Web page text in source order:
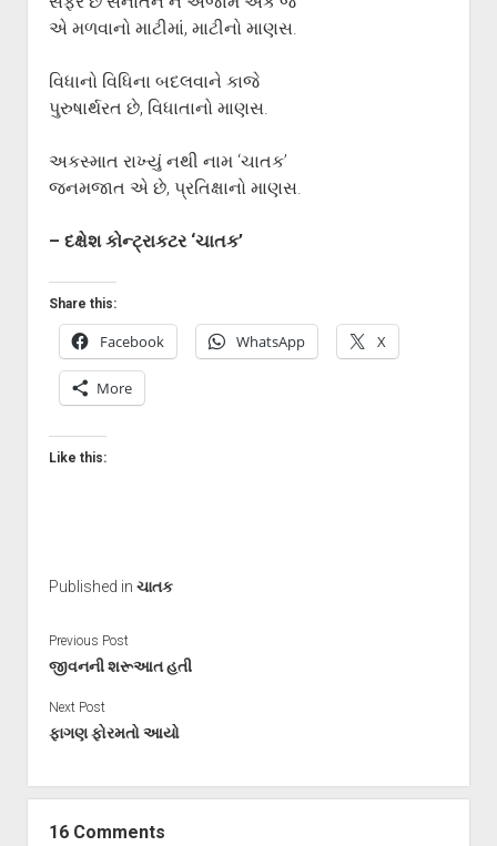
એ મળવાનો માટીમાં, માટીનો માણસ.
વિધાનો વિધિના બદલવાને કાજે
પુરુષાર્થરત છે, વિધાતાનો માણસ.
અકસ્માત રાખ્યું નથી નામ ‘ચાતક’
જનમજાત એ છે, પ્રતિક્ષાનો માણસ.
– દક્ષેશ કોન્ટ્રાકટર ‘ચાતક’
Share this:
Facebook WhatsApp X
More
Like this:
Published in ચાતક
Previous Post
જીવનની શરૂઆત હતી
Next Post
ફાગણ ફોરમતો આયો
16 Comments